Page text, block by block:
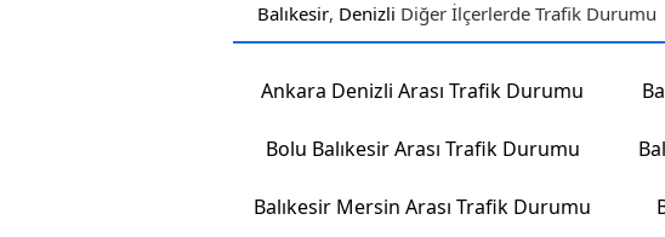
Balıkesir, Denizli Diğer İlçerlerde Trafik Durumu
Ankara Denizli Arası Trafik Durumu
Bolu Balıkesir Arası Trafik Durumu
Balıkesir Mersin Arası Trafik Durumu